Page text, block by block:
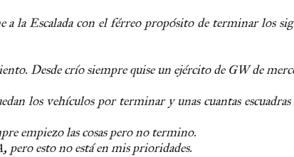
a la Escalada con el férreo propósito de terminar los
Desde crío siempre quise un ejército de GW de
los vehículos por terminar y unas cuantas escuadras
empiezo las cosas pero no termino.
esto no está en mis prioridades.